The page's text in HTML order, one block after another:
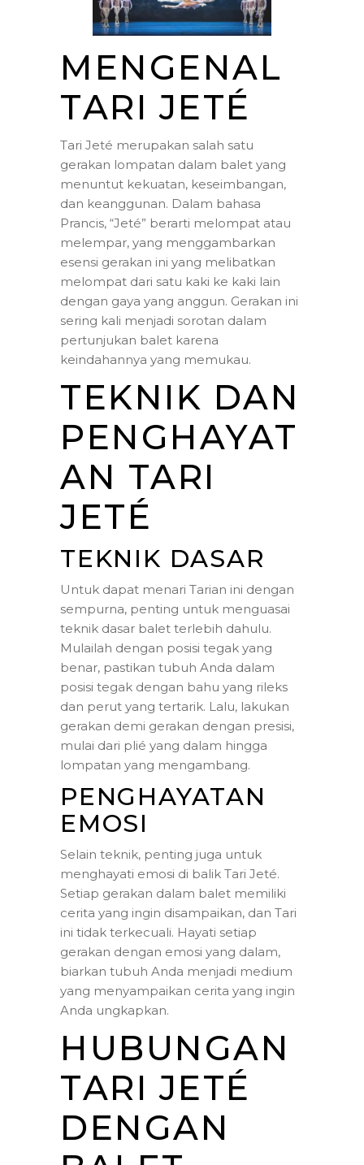
MENGENAL
TARI JETÉ
Tari Jeté merupakan salah satu
gerakan lompatan dalam balet yang
menuntut kekuatan, keseimbangan,
dan keanggunan. Dalam bahasa
Prancis, “Jeté” berarti melompat atau
melempar, yang menggambarkan
esensi gerakan ini yang melibatkan
melompat dari satu kaki ke kaki lain
dengan gaya yang anggun. Gerakan ini
sering kali menjadi sorotan dalam
pertunjukan balet karena
keindahannya yang memukau.
TEKNIK DAN
PENGHAYAT
AN TARI
JETÉ
TEKNIK DASAR
Untuk dapat menari Tarian ini dengan
sempurna, penting untuk menguasai
teknik dasar balet terlebih dahulu.
Mulailah dengan posisi tegak yang
benar, pastikan tubuh Anda dalam
posisi tegak dengan bahu yang rileks
dan perut yang tertarik. Lalu, lakukan
gerakan demi gerakan dengan presisi,
mulai dari plié yang dalam hingga
lompatan yang mengambang.
PENGHAYATAN
EMOSI
Selain teknik, penting juga untuk
menghayati emosi di balik Tari Jeté.
Setiap gerakan dalam balet memiliki
cerita yang ingin disampaikan, dan Tari
ini tidak terkecuali. Hayati setiap
gerakan dengan emosi yang dalam,
biarkan tubuh Anda menjadi medium
yang menyampaikan cerita yang ingin
Anda ungkapkan.
HUBUNGAN
TARI JETÉ
DENGAN